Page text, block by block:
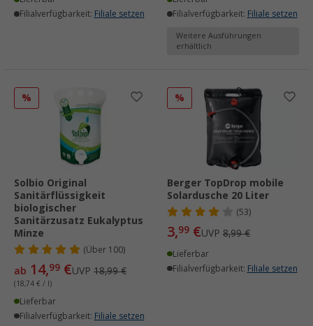
Filialverfügbarkeit: Filiale setzen
Filialverfügbarkeit: Filiale setzen
Weitere Ausführungen
erhältlich
%
Solbio Original
Sanitärflüssigkeit
biologischer
Sanitärzusatz Eukalyptus
Minze
(Über100)
ab 14,99 €UVP 18,99 €
(18,74 € / l)
Lieferbar
Filialverfügbarkeit: Filiale setzen
%
Berger TopDrop mobile
Solardusche 20 Liter
(53)
3,99 €UVP 8,99 €
Lieferbar
Filialverfügbarkeit: Filiale setzen